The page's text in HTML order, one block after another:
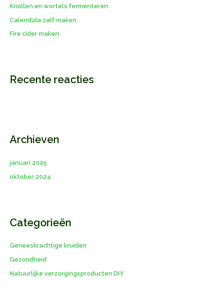
a
r
:
Knollen en wortels fermenteren
Calendula zalf maken
Fire cider maken
Recente reacties
Archieven
januari 2025
oktober 2024
Categorieën
Geneeskrachtige kruiden
Gezondheid
Natuurlijke verzorgingsproducten DIY